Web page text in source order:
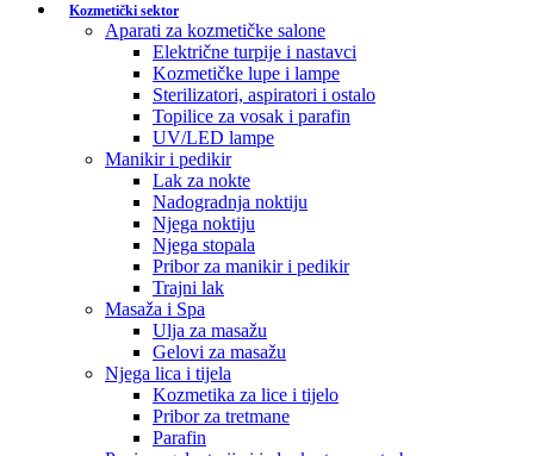
Kozmetički sektor
Aparati za kozmetičke salone
Električne turpije i nastavci
Kozmetičke lupe i lampe
Sterilizatori, aspiratori i ostalo
Topilice za vosak i parafin
UV/LED lampe
Manikir i pedikir
Lak za nokte
Nadogradnja noktiju
Njega noktiju
Njega stopala
Pribor za manikir i pedikir
Trajni lak
Masaža i Spa
Ulja za masažu
Gelovi za masažu
Njega lica i tijela
Kozmetika za lice i tijelo
Pribor za tretmane
Parafin